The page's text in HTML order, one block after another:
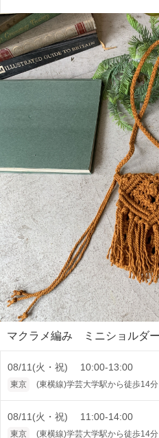
マクラメ編み ミニショルダ
08/11(火・祝) 10:00-13:00
東京 (東横線)学芸大学駅から徒歩14分
08/11(火・祝) 11:00-14:00
東京 (東横線)学芸大学駅から徒歩14分